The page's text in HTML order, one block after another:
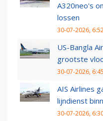
A320neo's
lossen
30-07-2026,
US-Bangla
grootste
30-07-2026, 6:45
AIS Airlines
lijndienst
30-07-2026,